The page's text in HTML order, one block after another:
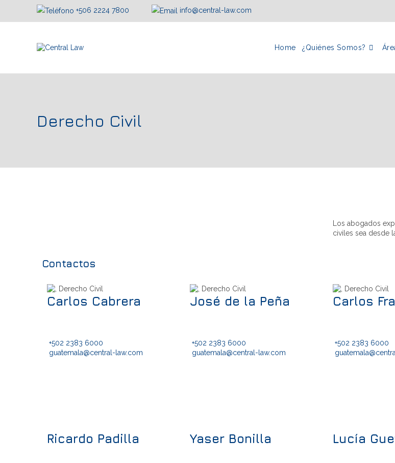
+506 2224 7800 info@central-law.com
Home ¿Quiénes Somos?
Derecho Civil
Los abogados
civiles sea desde
Contactos
Carlos Cabrera
+502 2383 6000
guatemala@central-law.com
José de la Peña
+502 2383 6000
guatemala@central-law.com
Carlos
+502 2383 6000
Ricardo Padilla Yaser Bonilla Lucía